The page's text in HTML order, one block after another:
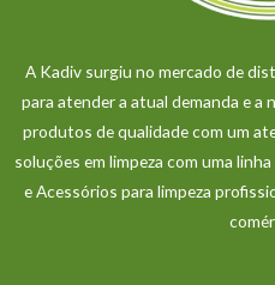
A Kadiv surgiu no mercado de
para atender a atual demanda e a
produtos de qualidade com um
soluções em limpeza com uma
e Acessórios para limpeza